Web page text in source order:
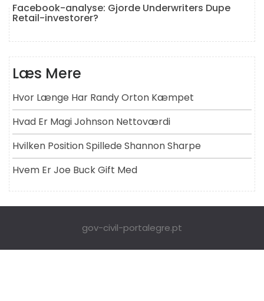
Facebook-analyse: Gjorde Underwriters Dupe
Retail-investorer?
Læs Mere
Hvor Længe Har Randy Orton Kæmpet
Hvad Er Magi Johnson Nettoværdi
Hvilken Position Spillede Shannon Sharpe
Hvem Er Joe Buck Gift Med
gov-civil-portalegre.pt